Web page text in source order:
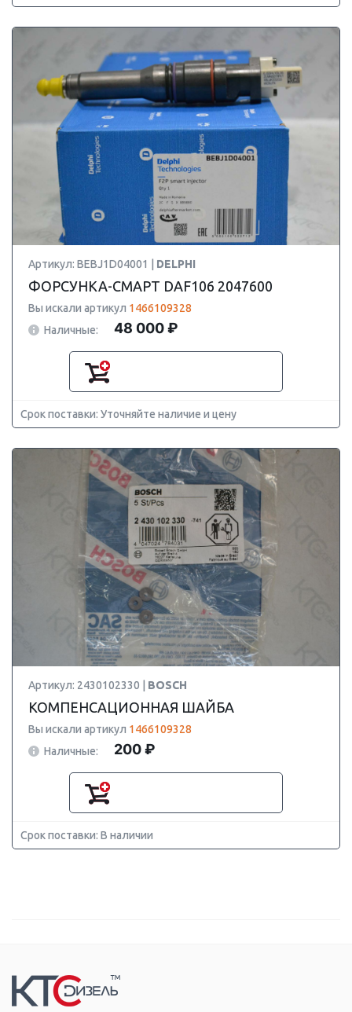
Артикул: BEBJ1D04001 | DELPHI
ФОРСУНКА-СМАРТ DAF106 2047600
Вы искали артикул 1466109328
Наличные:
48 000 ₽
Срок поставки: Уточняйте наличие и цену
Артикул: 2430102330 | BOSCH
КОМПЕНСАЦИОННАЯ ШАЙБА
Вы искали артикул 1466109328
Наличные:
200 ₽
Срок поставки: В наличии